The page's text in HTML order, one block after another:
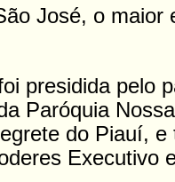
José, o maior
presidida pelo
Paróquia
do Piauí, e
Executivo